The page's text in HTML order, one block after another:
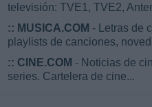
televisión: TVE1, TVE2,
:: MUSICA.COM - Letras de
playlists de canciones,
:: CINE.COM - Noticias de
series. Cartelera de cine...